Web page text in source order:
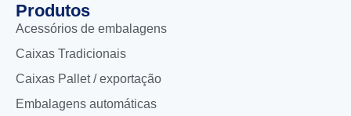
Produtos
Acessórios de embalagens
Caixas Tradicionais
Caixas Pallet / exportação
Embalagens automáticas